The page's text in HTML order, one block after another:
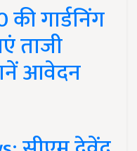
गार्डनिंग
ताजी
आवेदन